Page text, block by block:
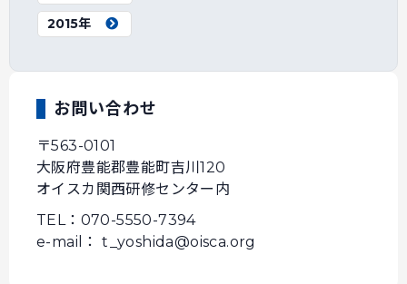
2015年
お問い合わせ
〒563-0101
大阪府豊能郡豊能町吉川120
オイスカ関西研修センター内
TEL：070-5550-7394
e-mail： t_yoshida@oisca.org